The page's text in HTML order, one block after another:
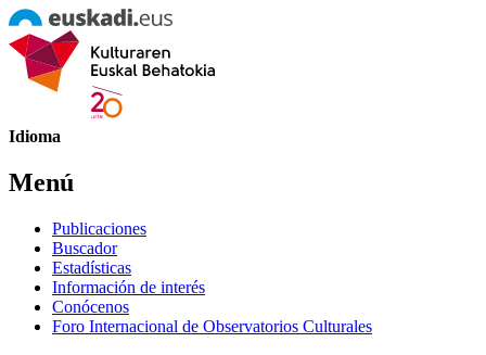
Idioma
Menú
Publicaciones
Buscador
Estadísticas
Información de interés
Conócenos
Foro Internacional de Observatorios Culturales